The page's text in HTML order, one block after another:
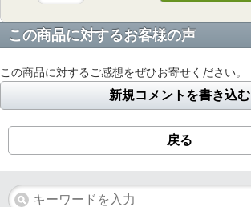
この商品に対するお客様の声
この商品に対するご感想をぜひお寄せください。
新規コメントを書き込む
戻る